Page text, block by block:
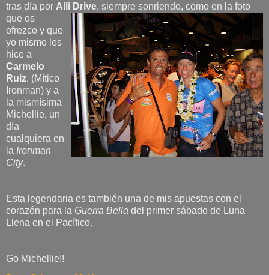
tras día por Alli Drive, siempre sonriendo, como en la foto
que os
ofrezco y que
yo mismo les
hice a
Carmelo
Ruiz, (Mítico
Ironman) y a
la mismísima
Michellie, un
día
cualquiera en
la Ironman
City.
Esta legendaria es también una de mis apuestas con el
corazón para la Guerra Bella del primer sábado de Luna
Llena en el Pacífico.
Go Michellie!!